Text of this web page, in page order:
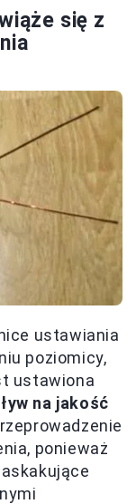
się z
ustawiania
poziomicy,
ustawiona
na jakość
ponieważ